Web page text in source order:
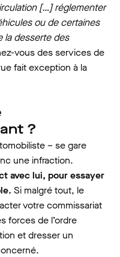
[…] réglementer
ou de certaines
la desserte des
vous des services de
fait exception à la
?
– se gare
une infraction.
avec lui, pour essayer
Si malgré tout, le
votre commissariat
forces de l’ordre
et dresser un